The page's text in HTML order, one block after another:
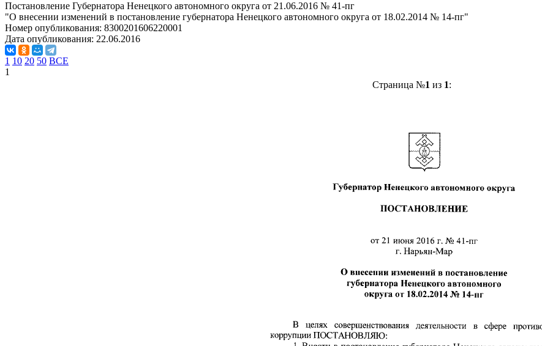
Постановление Губернатора Ненецкого автономного округа от 21.06.2016 № 41-пг
"О внесении изменений в постановление губернатора Ненецкого автономного округа от 18.02.2014 № 14-пг"
Номер опубликования: 8300201606220001
Дата опубликования: 22.06.2016
1 10 20 50 ВСЕ
1
Страница №1 из 1: